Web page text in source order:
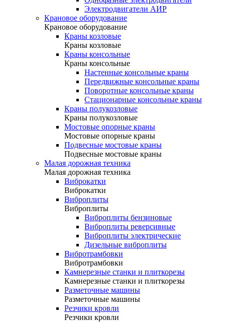
Электродвигатели АИР
Крановое оборудование
Крановое оборудование
Краны козловые
Краны козловые
Краны консольные
Краны консольные
Настенные консольные краны
Передвижные консольные краны
Поворотные консольные краны
Стационарные консольные краны
Краны полукозловые
Краны полукозловые
Мостовые опорные краны
Мостовые опорные краны
Подвесные мостовые краны
Подвесные мостовые краны
Малая дорожная техника
Малая дорожная техника
Виброкатки
Виброкатки
Виброплиты
Виброплиты
Виброплиты бензиновые
Виброплиты реверсивные
Виброплиты электрические
Дизельные виброплиты
Вибротрамбовки
Вибротрамбовки
Камнерезные станки и плиткорезы
Камнерезные станки и плиткорезы
Разметочные машины
Разметочные машины
Резчики кровли
Резчики кровли